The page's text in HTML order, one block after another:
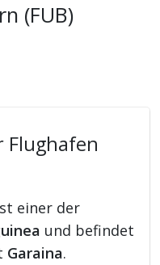
(FUB)
Flughafen
einer der
und befindet
Garaina.